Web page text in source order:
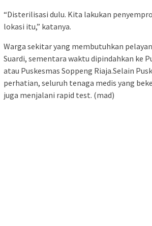
“Disterilisasi dulu. Kita lakukan
lokasi itu,” katanya.
Warga sekitar yang membutuhkan
Suardi, sementara waktu dipindahkan ke
atau Puskesmas Soppeng Riaja.Selain
perhatian, seluruh tenaga medis yang
juga menjalani rapid test. (mad)